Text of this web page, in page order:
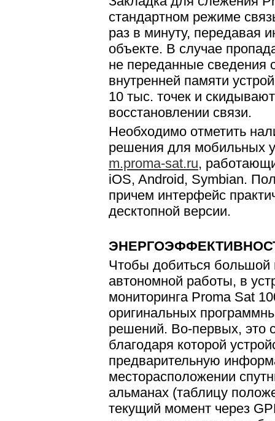
стандартном режиме
раз в минуту, передавая
объекте. В случае
не переданные сведения
внутренней памяти
10 тыс. точек и
восстановлении связи.
Необходимо отметить
решения для мобильных
m.proma-sat.ru,
iOS, Android, Symbian.
причем интерфейс
десктопной версии.
Чтобы добиться большой
автономной работы, в
мониторинга Proma Sat
оригинальных
решений. Во-первых, это
благодаря которой
предварительную
месторасположении
альманах (таблицу
текущий момент через